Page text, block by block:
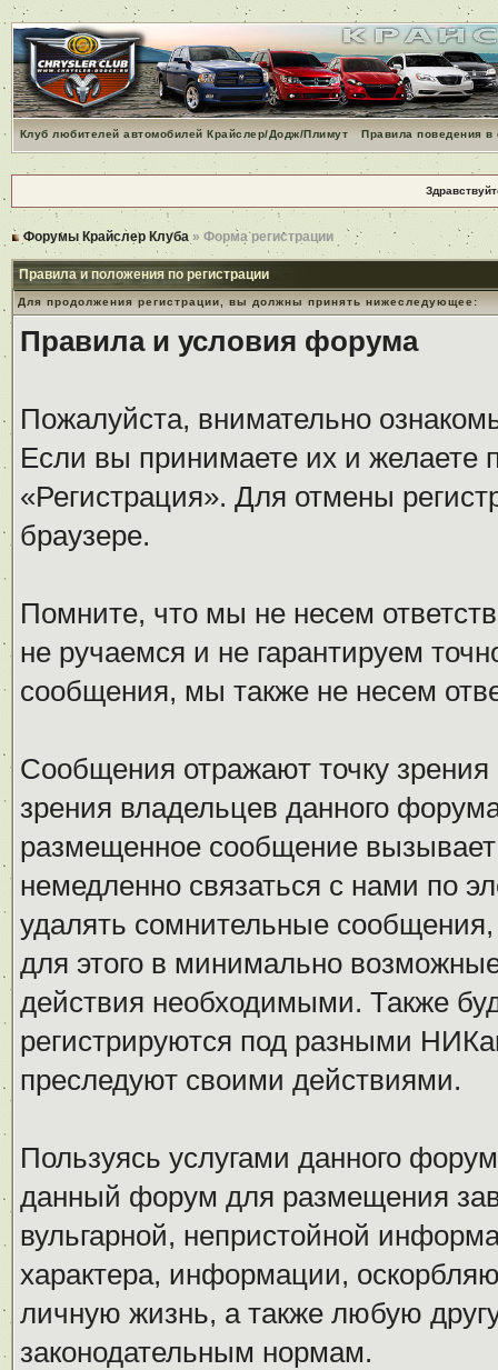
Клуб любителей автомобилей Крайслер/Додж/Плимут Правила поведения
Форумы Крайслер Клуба » Форма регистрации
Правила и положения по регистрации
Для продолжения регистрации, вы должны принять нижеследующее:
Правила и условия форума
Пожалуйста, внимательно
Если вы принимаете их и желаете
«Регистрация». Для отмены
браузере.
Помните, что мы не несем
не ручаемся и не гарантируем
сообщения, мы также не несем
Сообщения отражают точку
зрения владельцев данного
размещенное сообщение
немедленно связаться с нами по
удалять сомнительные
для этого в минимально
действия необходимыми. Также
регистрируются под разными
преследуют своими действиями.
Пользуясь услугами данного
данный форум для размещения
вульгарной, непристойной
характера, информации,
личную жизнь, а также любую
законодательным нормам.